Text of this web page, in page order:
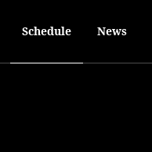
Schedule News